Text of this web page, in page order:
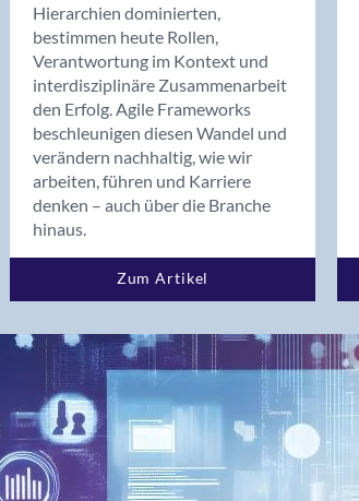
Liebefeld
bei Bern
Hierarchien dominierten,
bestimmen heute Rollen,
Verantwortung im Kontext und
interdisziplinäre Zusammenarbeit
den Erfolg. Agile Frameworks
beschleunigen diesen Wandel und
verändern nachhaltig, wie wir
arbeiten, führen und Karriere
denken – auch über die Branche
hinaus.
Zum Artikel